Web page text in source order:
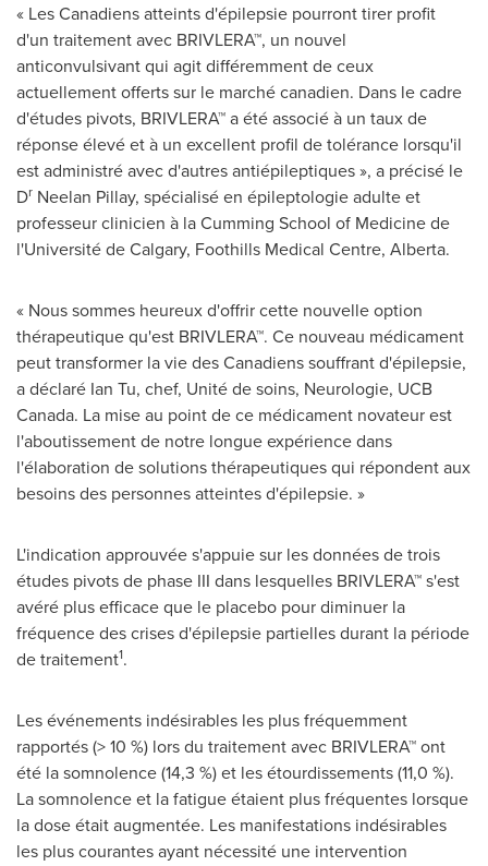
« Les Canadiens atteints d'épilepsie pourront tirer profit
d'un traitement avec BRIVLERA™, un nouvel
anticonvulsivant qui agit différemment de ceux
actuellement offerts sur le marché canadien. Dans le cadre
d'études pivots, BRIVLERA™ a été associé à un taux de
réponse élevé et à un excellent profil de tolérance lorsqu'il
est administré avec d'autres antiépileptiques », a précisé le
Dr Neelan Pillay, spécialisé en épileptologie adulte et
professeur clinicien à la Cumming School of Medicine de
l'Université deCalgary, Foothills Medical Centre, Alberta.
« Nous sommes heureux d'offrir cette nouvelle option
thérapeutique qu'est BRIVLERA™. Ce nouveau médicament
peut transformer la vie des Canadiens souffrant d'épilepsie,
a déclaré Ian Tu, chef, Unité de soins, Neurologie, UCB
Canada. La mise au point de ce médicament novateur est
l'aboutissement de notre longue expérience dans
l'élaboration de solutions thérapeutiques qui répondent aux
besoins des personnes atteintes d'épilepsie. »
L'indication approuvée s'appuie sur les données de trois
études pivots de phase III dans lesquelles BRIVLERA™ s'est
avéré plus efficace que le placebo pour diminuer la
fréquence des crises d'épilepsie partielles durant la période
de traitement1.
Les événements indésirables les plus fréquemment
rapportés (> 10 %) lors du traitement avec BRIVLERA™ ont
été la somnolence (14,3 %) et les étourdissements (11,0 %).
La somnolence et la fatigue étaient plus fréquentes lorsque
la dose était augmentée. Les manifestations indésirables
les plus courantes ayant nécessité une intervention